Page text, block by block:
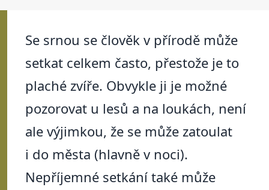
Se srnou se člověk v přírodě může
setkat celkem často, přestože je to
plaché zvíře. Obvykle ji je možné
pozorovat u lesů a na loukách, není
ale výjimkou, že se může zatoulat
i do města (hlavně v noci).
Nepříjemné setkání také může